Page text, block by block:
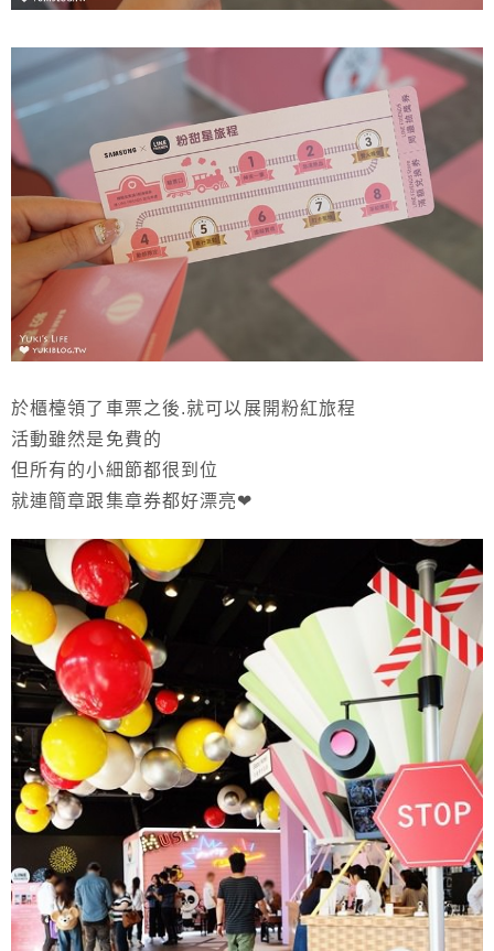
於櫃檯領了車票之後.就可以展開粉紅旅程
活動雖然是免費的
但所有的小細節都很到位
就連簡章跟集章券都好漂亮❤